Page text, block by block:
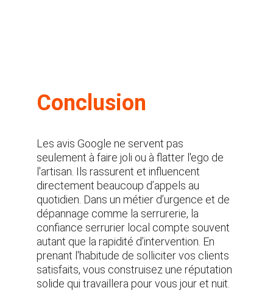
Conclusion
Les avis Google ne servent pas
seulement à faire joli ou à flatter l'ego de
l'artisan. Ils rassurent et influencent
directement beaucoup d’appels au
quotidien. Dans un métier d’urgence et de
dépannage comme la serrurerie, la
confiance serrurier local compte souvent
autant que la rapidité d’intervention. En
prenant l'habitude de solliciter vos clients
satisfaits, vous construisez une réputation
solide qui travaillera pour vous jour et nuit.